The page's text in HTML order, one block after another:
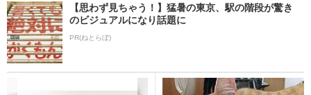
【思わず見ちゃう！】猛暑の東京、駅の階段が驚き
のビジュアルになり話題に
PR(ねとらぼ)